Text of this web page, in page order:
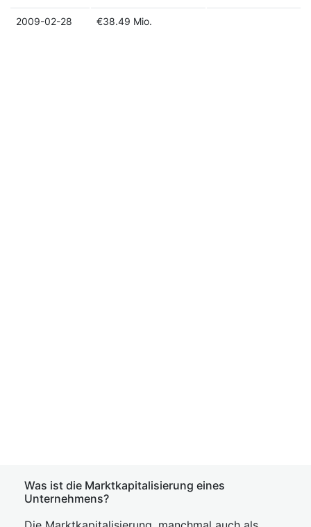
2009-02-28 €38.49 Mio.
Was ist die Marktkapitalisierung eines
Unternehmens?